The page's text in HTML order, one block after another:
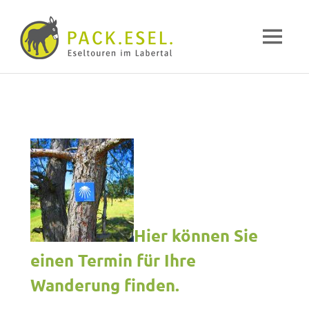
MENÜ
Hier können Sie
einen Termin für Ihre
Wanderung finden.